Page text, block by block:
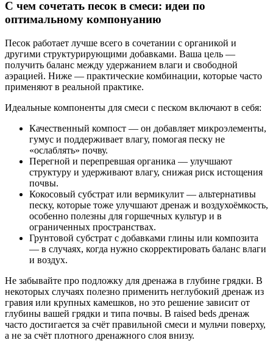
С чем сочетать песок в смеси: идеи по
оптимальному компонуанию
Песок работает лучше всего в сочетании с органикой и
другими структурирующими добавками. Ваша цель —
получить баланс между удержанием влаги и свободной
аэрацией. Ниже — практические комбинации, которые часто
применяют в реальной практике.
Идеальные компоненты для смеси с песком включают в себя:
Качественный компост — он добавляет микроэлементы,
гумус и поддерживает влагу, помогая песку не
«ослаблять» почву.
Перегной и перепревшая органика — улучшают
структуру и удерживают влагу, снижая риск истощения
почвы.
Кокосовый субстрат или вермикулит — альтернативы
песку, которые тоже улучшают дренаж и воздухоёмкость,
особенно полезны для горшечных культур и в
ограниченных пространствах.
Грунтовой субстрат с добавками глины или композита
— в случаях, когда нужно скорректировать баланс влаги
и воздух.
Не забывайте про подложку для дренажа в глубине грядки. В
некоторых случаях полезно применить неглубокий дренаж из
гравия или крупных камешков, но это решение зависит от
глубины вашей грядки и типа почвы. В raised beds дренаж
часто достигается за счёт правильной смеси и мульчи поверху,
а не за счёт плотного дренажного слоя внизу.